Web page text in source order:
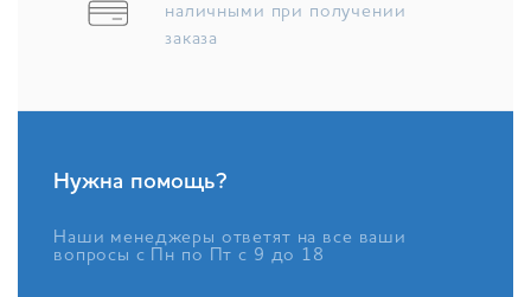
наличными при получении
заказа
Нужна помощь?
Наши менеджеры ответят на все ваши
вопросы с Пн по Пт с 9 до 18